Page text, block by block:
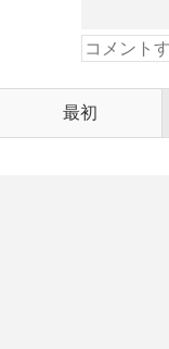
最初